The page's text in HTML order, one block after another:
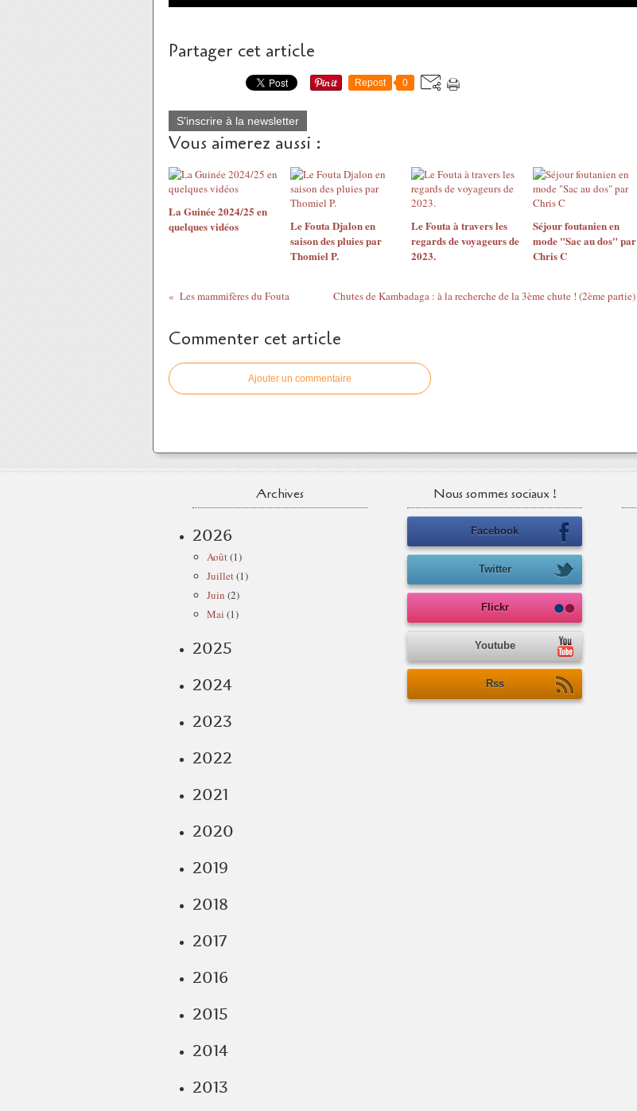
Partager cet article
Repost 0
S'inscrire à la newsletter
Vous aimerez aussi :
La Guinée 2024/25 en
quelques vidéos
Le Fouta Djalon en
saison des pluies par
Thomiel P.
Le Fouta à travers les
regards de voyageurs de
2023.
Séjour foutanien en
mode "Sac au dos" par
Chris C
Les mammifères du Fouta Chutes de Kambadaga : à la recherche de la 3ème chute ! (2ème partie)
Commenter cet article
Ajouter un commentaire
Archives
2026
Août(1)
Juillet(1)
Juin (2)
Mai (1)
2025
2024
2023
2022
2021
2020
2019
2018
2017
2016
2015
2014
2013
Nous sommes sociaux !
Facebook
Twitter
Flickr
Youtube
Rss